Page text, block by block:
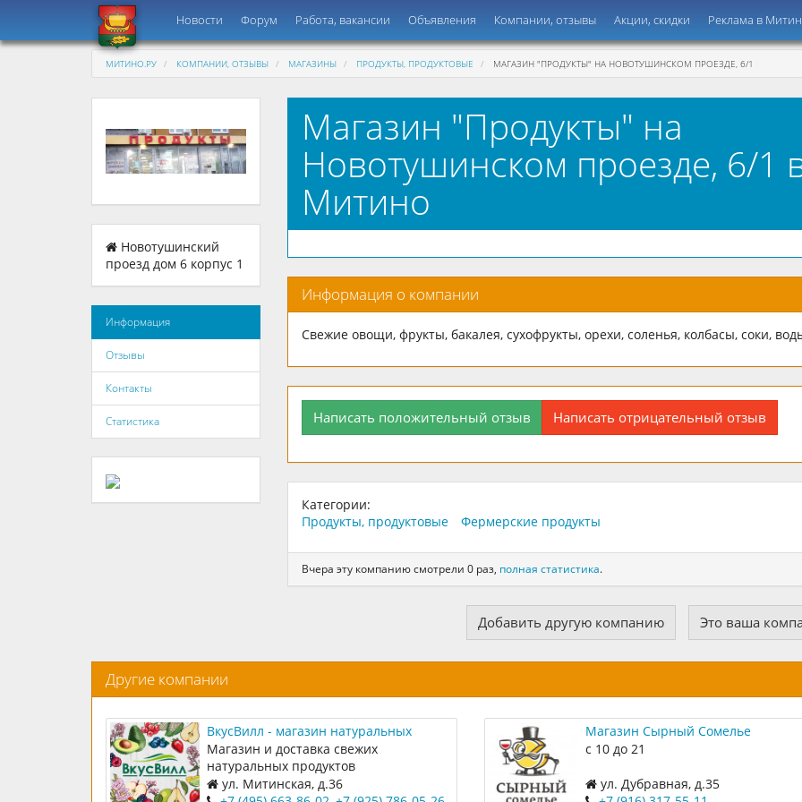
Новости Форум Работа, вакансии Объявления Компании, отзывы Акции, скидки Реклама в
МИТИНО.РУ КОМПАНИИ, ОТЗЫВЫ МАГАЗИНЫ ПРОДУКТЫ, ПРОДУКТОВЫЕ МАГАЗИН "ПРОДУКТЫ" НА НОВОТУШИНСКОМ ПРОЕЗДЕ, 6/1
Новотушинский
проезд дом 6 корпус 1
Информация
Отзывы
Контакты
Статистика
Магазин "Продукты" на
Новотушинском проезде, 6/1
Митино
Информация о компании
Свежие овощи, фрукты, бакалея, сухофрукты, орехи, соленья, колбасы, соки,
Написать положительный отзыв Написать отрицательный отзыв
Категории:
Продукты, продуктовые
Фермерские продукты
Вчера эту компанию смотрели 0 раз, полная статистика.
Добавить другую компанию Это ваша
Другие компании
ВкусВилл - магазин натуральных
продуктов на Митинской, 36
Магазин и доставка свежих
натуральных продуктов
ул. Митинская, д.36
Магазин Сырный Сомелье
с 10 до 21
ул. Дубравная, д.35